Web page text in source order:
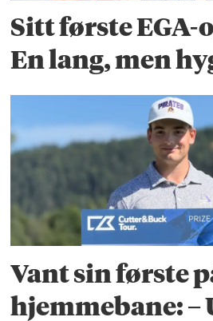
Sitt første EGA-
En lang, men
Vant sin første
hjemmebane: –